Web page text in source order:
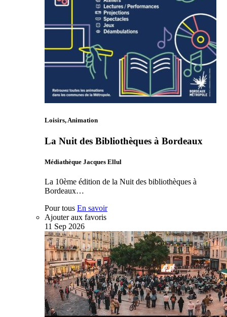
Loisirs, Animation
La Nuit des Bibliothèques à Bordeaux
Médiathèque Jacques Ellul
La 10ème édition de la Nuit des bibliothèques à
Bordeaux…
Pour tous En savoir
Ajouter aux favoris
11 Sep 2026